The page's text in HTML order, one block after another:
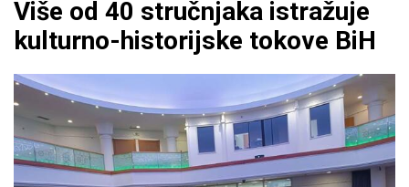
Više od 40 stručnjaka istražuje
kulturno-historijske tokove BiH